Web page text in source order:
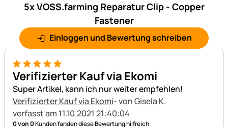
5x VOSS.farming Reparatur Clip - Copper
Fastener
Einloggen und Bewertung schreiben
5 von 5
Verifizierter Kauf via Ekomi
Super Artikel, kann ich nur weiter empfehlen!
Verifizierter Kauf via Ekomi- von Gisela K.
verfasst am 11.10.2021 21:40:04
0 von 0Kunden fanden diese Bewertung hilfreich.